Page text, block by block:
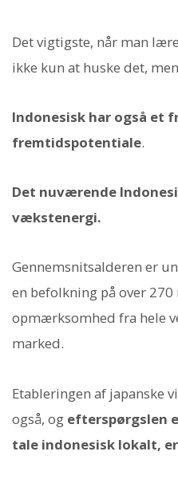
Det vigtigste, når man
ikke kun at huske det,
Indonesisk har også et
fremtidspotentiale.
Det nuværende
vækstenergi.
Gennemsnitsalderen er
en befolkning på over
opmærksomhed fra hele
marked.
Etableringen af japanske
også, og efterspørgslen
tale indonesisk lokalt,